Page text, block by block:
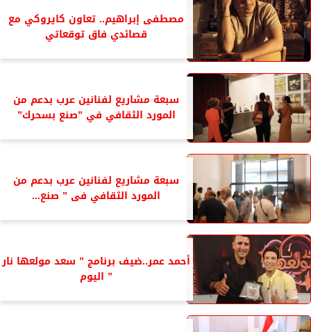
مصطفى إبراهيم.. تعاون كايروكي مع
قصائدي فاق توقعاتي
سبعة مشاريع لفنانين عرب بدعم من
المورد الثقافي في ”صنع بسحرك”
سبعة مشاريع لفنانين عرب بدعم من
المورد الثقافي فى ” صنع...
أحمد عمر..ضيف برنامج ” سعد مولعها نار
” اليوم